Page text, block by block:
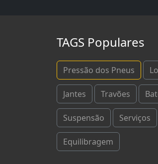
TAGS Populares
Pressão dos Pneus
Jantes Travões
Suspensão Serviços
Equilibragem